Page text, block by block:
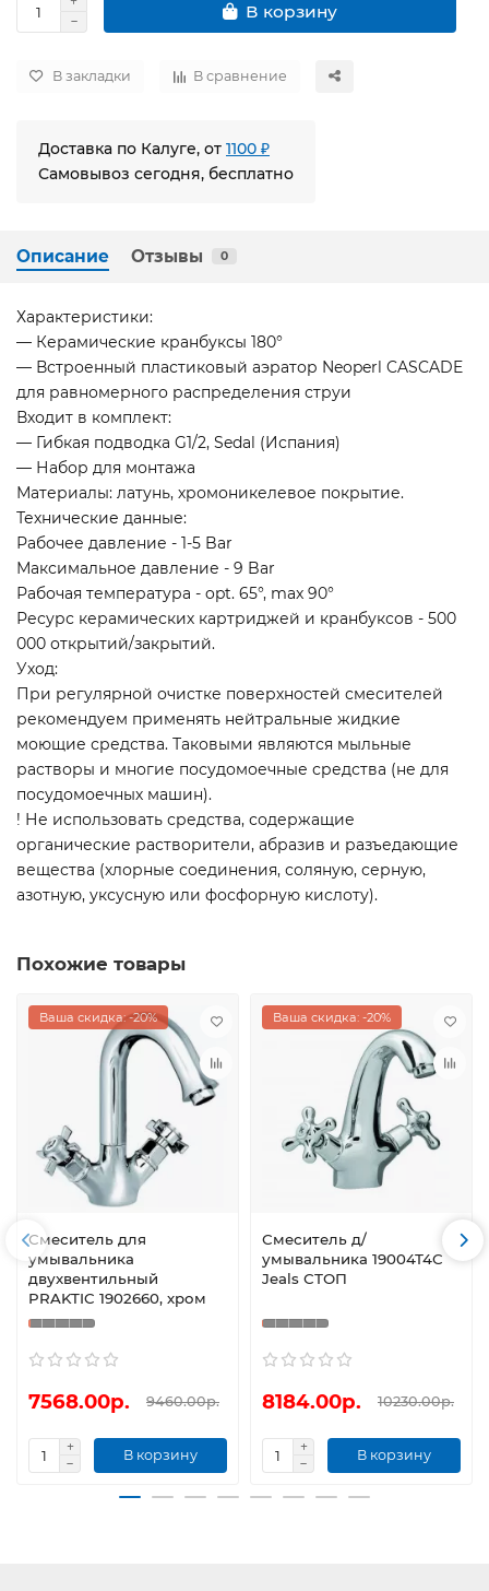
В корзину
В закладки В сравнение
Доставка по Калуге, от 1100 ₽
Самовывоз сегодня, бесплатно
Описание Отзывы 0
Характеристики:
— Керамические кранбуксы 180°
— Встроенный пластиковый аэратор Neoperl CASCADE
для равномерного распределения струи
Входит в комплект:
— Гибкая подводка G1/2, Sedal (Испания)
— Набор для монтажа
Материалы: латунь, хромоникелевое покрытие.
Технические данные:
Рабочее давление - 1-5 Bar
Максимальное давление - 9 Bar
Рабочая температура - opt. 65°, max 90°
Ресурс керамических картриджей и кранбуксов - 500
000 открытий/закрытий.
Уход:
При регулярной очистке поверхностей смесителей
рекомендуем применять нейтральные жидкие
моющие средства. Таковыми являются мыльные
растворы и многие посудомоечные средства (не для
посудомоечных машин).
! Не использовать средства, содержащие
органические растворители, абразив и разъедающие
вещества (хлорные соединения, соляную, серную,
азотную, уксусную или фосфорную кислоту).
Похожие товары
Ваша скидка: -20%
Смеситель для
умывальника
двухвентильный
PRAKTIC 1902660, хром
7568.00р. 9460.00р.
В корзину
Ваша скидка: -20%
Смеситель д/
умывальника 19004Т4С
Jeals СТОП
8184.00р. 10230.00р.
В корзину